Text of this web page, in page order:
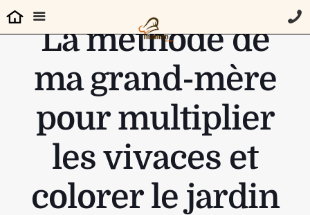
La méthode de
ma grand-mère
pour multiplier
les vivaces et
colorer le jardin